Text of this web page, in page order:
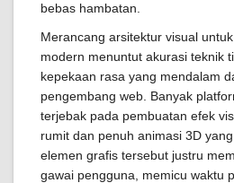
bebas hambatan.
Merancang arsitektur visual
modern menuntut akurasi teknik
kepekaan rasa yang mendalam
pengembang web. Banyak
terjebak pada pembuatan efek
rumit dan penuh animasi 3D
elemen grafis tersebut justru
gawai pengguna, memicu waktu